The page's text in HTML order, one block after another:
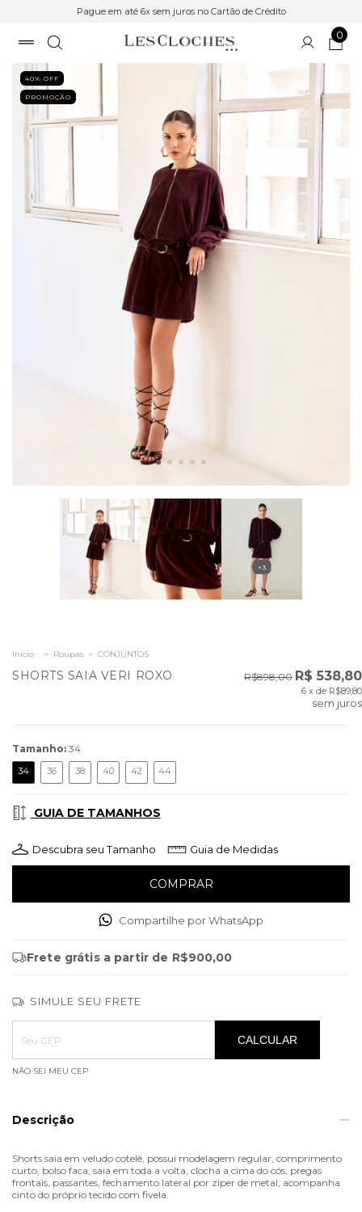
Pague em até 6x sem juros no Cartão de Crédito
0
+3
40% OFF
PROMOÇÃO
Início > Roupas > CONJUNTOS
SHORTS SAIA VERI ROXO R$898,00 R$ 538,80
6 x de R$89,80
sem juros
Tamanho: 34
34 36 38 40 42 44
GUIA DE TAMANHOS
Descubra seu Tamanho Guia de Medidas
Compartilhe por WhatsApp
Frete grátis a partir de R$900,00
SIMULE SEU FRETE
Entregas para o CEP:
ALTERAR CEP
CALCULAR
NÃO SEI MEU CEP
Descrição
Shorts saia em veludo cotelê, possui modelagem regular, comprimento
curto, bolso faca, saia em toda a volta, clochá a cima do cós, pregas
frontais, passantes, fechamento lateral por zíper de metal; acompanha
cinto do próprio tecido com fivela.